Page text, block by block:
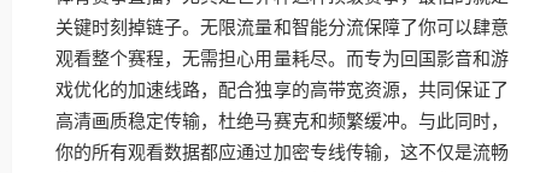
关键时刻掉链子。无限流量和智能分流保障了你可以肆意
观看整个赛程，无需担心用量耗尽。而专为回国影音和游
戏优化的加速线路，配合独享的高带宽资源，共同保证了
高清画质稳定传输，杜绝马赛克和频繁缓冲。与此同时，
你的所有观看数据都应通过加密专线传输，这不仅是流畅